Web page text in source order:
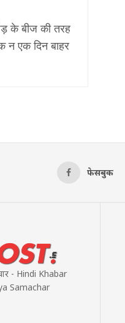
के बीज की तरह
न एक दिन बाहर
फेसबुक
- Hindi Khabar
Samachar